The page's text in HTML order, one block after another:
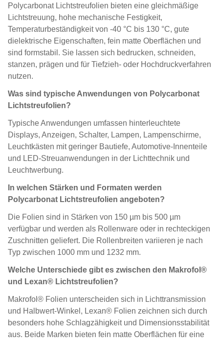
Polycarbonat Lichtstreufolien bieten eine gleichmäßige
Lichtstreuung, hohe mechanische Festigkeit,
Temperaturbeständigkeit von -40 °C bis 130 °C, gute
dielektrische Eigenschaften, fein matte Oberflächen und
sind formstabil. Sie lassen sich bedrucken, schneiden,
stanzen, prägen und für Tiefzieh- oder Hochdruckverfahren
nutzen.
Was sind typische Anwendungen von Polycarbonat
Lichtstreufolien?
Typische Anwendungen umfassen hinterleuchtete
Displays, Anzeigen, Schalter, Lampen, Lampenschirme,
Leuchtkästen mit geringer Bautiefe, Automotive-Innenteile
und LED-Streuanwendungen in der Lichttechnik und
Leuchtwerbung.
In welchen Stärken und Formaten werden
Polycarbonat Lichtstreufolien angeboten?
Die Folien sind in Stärken von 150 µm bis 500 µm
verfügbar und werden als Rollenware oder in rechteckigen
Zuschnitten geliefert. Die Rollenbreiten variieren je nach
Typ zwischen 1000 mm und 1232 mm.
Welche Unterschiede gibt es zwischen den Makrofol®
und Lexan® Lichtstreufolien?
Makrofol® Folien unterscheiden sich in Lichttransmission
und Halbwert-Winkel, Lexan® Folien zeichnen sich durch
besonders hohe Schlagzähigkeit und Dimensionsstabilität
aus. Beide Marken bieten fein matte Oberflächen für eine